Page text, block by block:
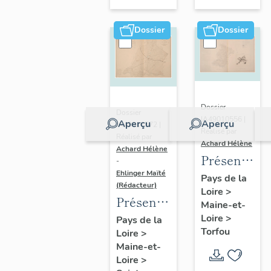
sur-
Moine
Dossier
Aperçu
IA49010572 |
Achard Hélène
-
Ehlinger Maïté
(Rédacteur)
Présentation
du
patrimoine
industriel
Pays de la
Loire >
Maine-et-
Loire >
Dossier
Aperçu
Dossier
IA49010556 |
Réalisé par
Achard Hélène
du
patrimoine
industriel
de la
commune
de
Pays de la
Loire >
Maine-et-
Loire >
Torfou